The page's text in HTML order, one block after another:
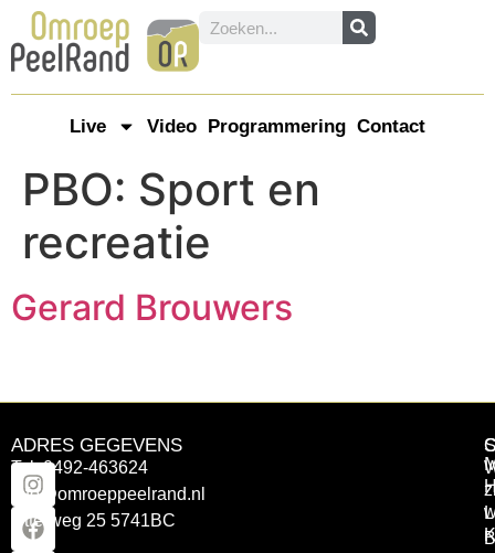
Live Video Programmering Contact
PBO: Sport en
recreatie
Gerard Brouwers
ADRES GEGEVENS
Tel: 0492-463624
info@omroeppeelrand.nl
Otterweg 25 5741BC